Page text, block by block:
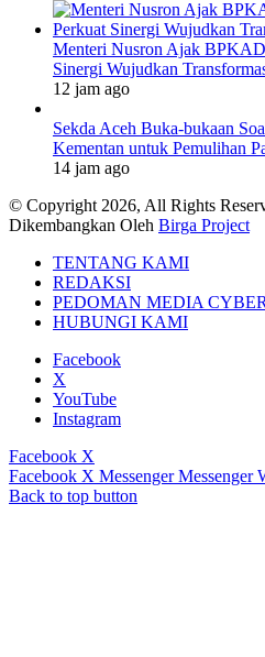
Menteri Nusron Ajak BPKAD
Sinergi Wujudkan
12 jam ago
Sekda Aceh Buka-bukaan
Kementan untuk Pemulihan
14 jam ago
© Copyright 2026, All Rights
Dikembangkan Oleh Birga Project
TENTANG KAMI
REDAKSI
PEDOMAN MEDIA CYBER
HUBUNGI KAMI
Facebook
X
YouTube
Instagram
Facebook X
Facebook X Messenger Messenger
Back to top button